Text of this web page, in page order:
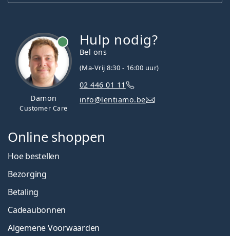
Damon
Customer Care
Hulp nodig?
Bel ons
(Ma-Vrij 8:30 - 16:00 uur)
02 446 01 11
info@lentiamo.be
Online shoppen
Hoe bestellen
Bezorging
Betaling
Cadeaubonnen
Algemene Voorwaarden